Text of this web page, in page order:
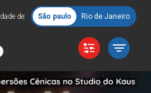
de: São paulo Rio de Janeiro